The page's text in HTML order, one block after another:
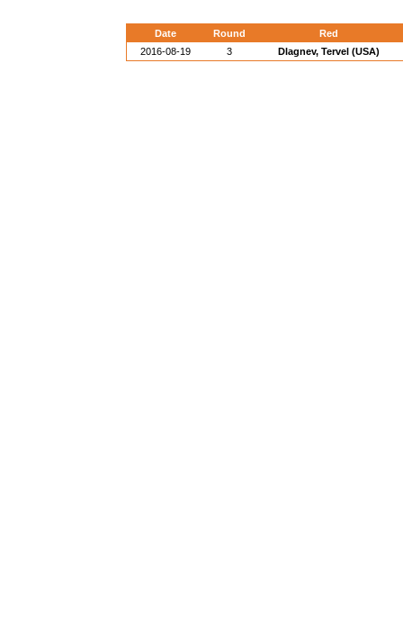
Date Round
Red
2016-08-19
3 Dlagnev, Tervel (USA)